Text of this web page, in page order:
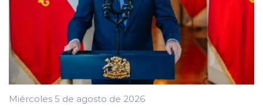
Miércoles 5 de agosto de 2026